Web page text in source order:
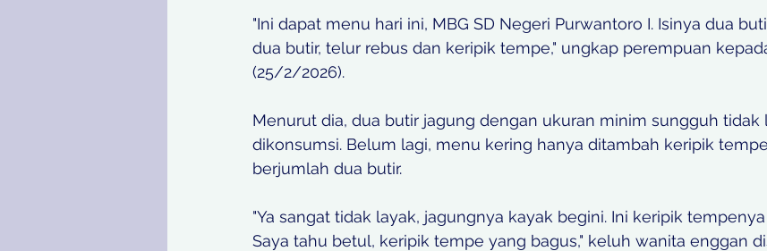
"Ini dapat menu hari ini, MBG SD Negeri Purwantoro I. Isinya dua
dua butir, telur rebus dan keripik tempe," ungkap perempuan
(25/2/2026).
Menurut dia, dua butir jagung dengan ukuran minim sungguh tidak
dikonsumsi. Belum lagi, menu kering hanya ditambah keripik
berjumlah dua butir.
"Ya sangat tidak layak, jagungnya kayak begini. Ini keripik
Saya tahu betul, keripik tempe yang bagus," keluh wanita enggan